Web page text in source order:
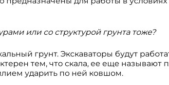
или со структурой грунта тоже?
грунт. Экскаваторы будут
тем, что скала, ее еще называют
ударить по ней ковшом.